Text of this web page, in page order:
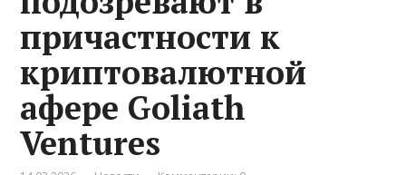
причастности к
криптовалютной
афере Goliath
Ventures